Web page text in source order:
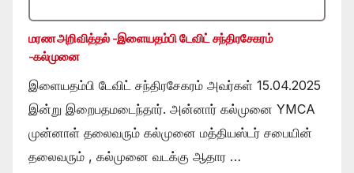
மரண அறிவித்தல் -இளையதம்பி டேவிட் சந்திரசேகரம்
-கல்முனை
இளையதம்பி டேவிட் சந்திரசேகரம் அவர்கள் 15.04.2025
இன்று இறைபதமடைந்தார். அன்னார் கல்முனை YMCA
முன்னாள் தலைவரும் கல்முனை மத்தியஸ்டர் சபையின்
தலைவரும் , கல்முனை வடக்கு ஆதார …